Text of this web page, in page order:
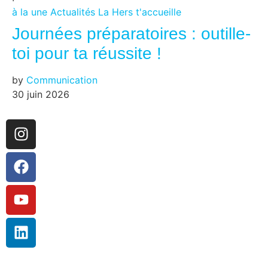
à la une Actualités La Hers t'accueille
Journées préparatoires : outille-
toi pour ta réussite !
by Communication
30 juin 2026